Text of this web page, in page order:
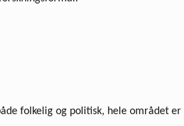
folkelig og politisk, hele området